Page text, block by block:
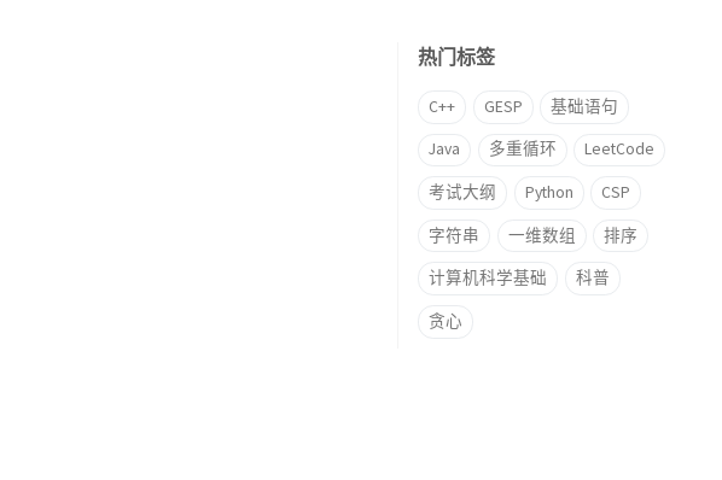
热门标签
C++ GESP 基础语句
Java 多重循环 LeetCode
考试大纲 Python CSP
字符串 一维数组 排序
计算机科学基础 科普
贪心